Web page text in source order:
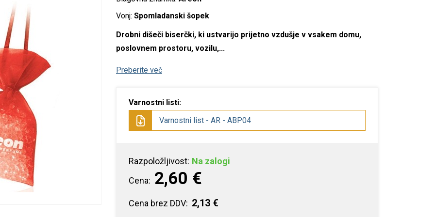
Čistila za verigo
Čistila in nega rok
in razmastila
Topila
in loščilna
rje
čistila
Lepila za les
Lepila za kovino
za navtiko
lepila
NSF izdelki
Darilni set
Specialna orodja
Dozatorji
oprema
Stojala
Vonj: Spomladanski šopek
Drobni dišeči biserčki, ki ustvarijo prijetno vzdušje v vsakem domu,
poslovnem prostoru, vozilu,...
Preberite več
Varnostni listi:
Varnostni list - AR - ABP04
Razpoložljivost: Na zalogi
Cena: 2,60 €
Cena brez DDV: 2,13 €